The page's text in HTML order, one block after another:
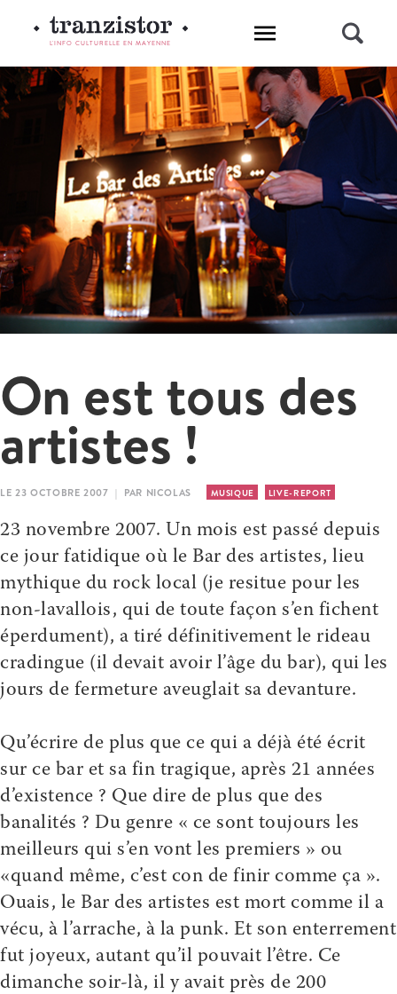
L'INFO CULTURELLE EN MAYENNE
On est tous des
artistes !
LE 23 OCTOBRE 2007 | PAR NICOLAS MUSIQUE LIVE-REPORT
23 novembre 2007. Un mois est passé depuis
ce jour fatidique où le Bar des artistes, lieu
mythique du rock local (je resitue pour les
non-lavallois, qui de toute façon s’en fichent
éperdument), a tiré définitivement le rideau
cradingue (il devait avoir l’âge du bar), qui les
jours de fermeture aveuglait sa devanture.
Qu’écrire de plus que ce qui a déjà été écrit
sur ce bar et sa fin tragique, après 21 années
d’existence ? Que dire de plus que des
banalités ? Du genre « ce sont toujours les
meilleurs qui s’en vont les premiers » ou
«quand même, c’est con de finir comme ça ».
Ouais, le Bar des artistes est mort comme il a
vécu, à l’arrache, à la punk. Et son enterrement
fut joyeux, autant qu’il pouvait l’être. Ce
dimanche soir-là, il y avait près de 200